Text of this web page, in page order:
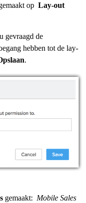
op Lay-out
gevraagd de
hebben tot de lay-
.
gemaakt: Mobile Sales